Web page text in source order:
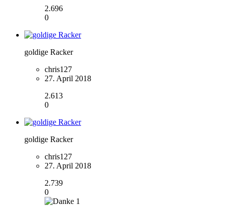
2.696
0
goldige Racker
chris127
27. April 2018
2.613
0
goldige Racker
chris127
27. April 2018
2.739
0
1